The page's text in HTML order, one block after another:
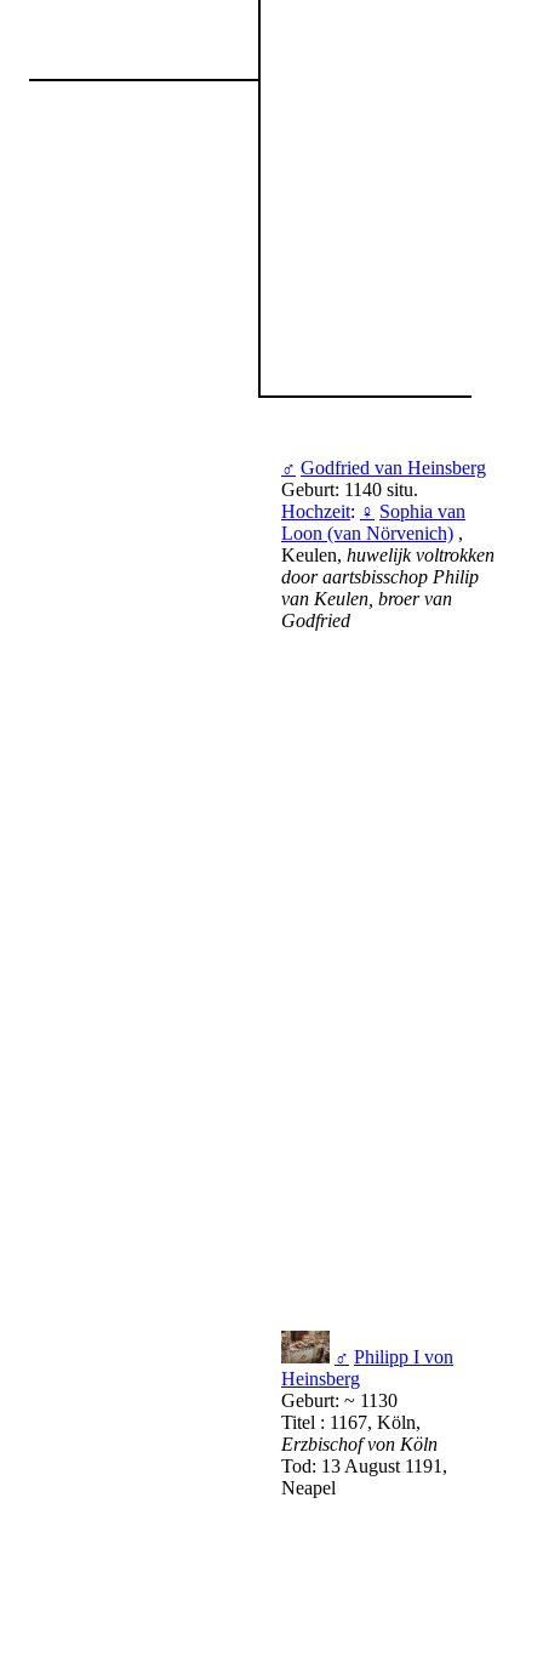
♂ Godfried van Heinsberg
Geburt: 1140 situ.
Hochzeit: ♀ Sophia van
Loon (van Nörvenich) ,
Keulen, huwelijk voltrokken
door aartsbisschop Philip
van Keulen, broer van
Godfried
♂ Philipp I von
Heinsberg
Geburt: ~ 1130
Titel : 1167, Köln,
Erzbischof von Köln
Tod: 13 August 1191,
Neapel